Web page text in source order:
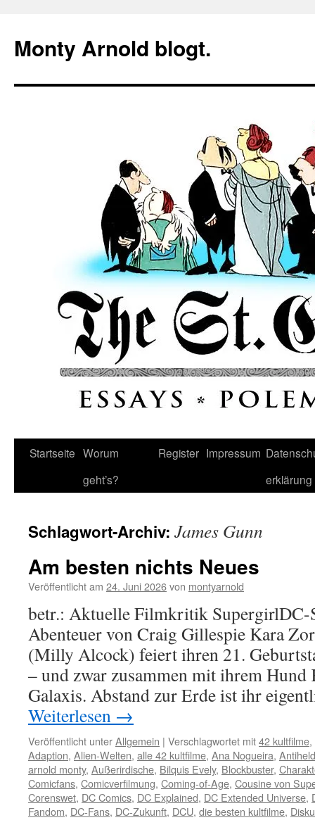
springen
Monty Arnold blogt.
Startseite Worum
geht’s?
Register Impressum
erklärung
Schlagwort-Archiv: James Gunn
Am besten nichts Neues
Veröffentlicht am 24. Juni 2026von montyarnold
betr.: Aktuelle Filmkritik SupergirlDC-
Abenteuer von Craig Gillespie Kara
(Milly Alcock) feiert ihren 21.
– und zwar zusammen mit ihrem
Galaxis. Abstand zur Erde ist ihr
Weiterlesen →
Veröffentlicht unterAllgemein | Verschlagwortet mit42 kultfilme,
Adaption, Alien-Welten, alle 42 kultfilme, Ana Nogueira,
arnold monty, Außerirdische, Bilquis Evely, Blockbuster,
Comicfans, Comicverfilmung, Coming-of-Age, Cousine von
Corenswet, DC Comics, DC Explained, DC Extended Universe,
Fandom, DC-Fans, DC-Zukunft, DCU, die besten kultfilme,